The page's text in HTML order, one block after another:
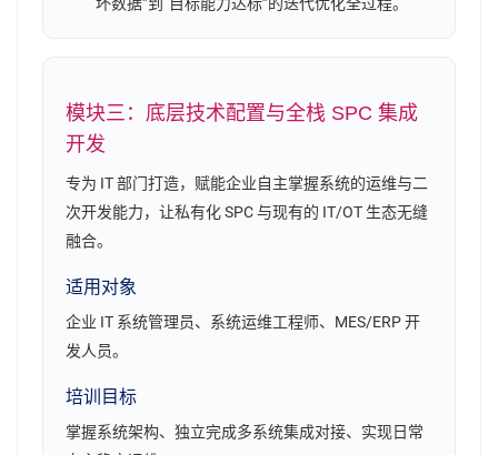
模块三：底层技术配置与全栈 SPC 集成
开发
专为 IT 部门打造，赋能企业自主掌握系统的运维与二
次开发能力，让私有化 SPC 与现有的 IT/OT 生态无缝
融合。
适用对象
企业 IT 系统管理员、系统运维工程师、MES/ERP 开
发人员。
培训目标
掌握系统架构、独立完成多系统集成对接、实现日常